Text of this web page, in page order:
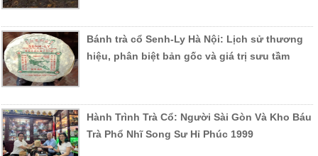
Bánh trà cổ Senh-Ly Hà Nội: Lịch sử thương
hiệu, phân biệt bản gốc và giá trị sưu tầm
Hành Trình Trà Cổ: Người Sài Gòn Và Kho Báu
Trà Phổ Nhĩ Song Sư Hỉ Phúc 1999